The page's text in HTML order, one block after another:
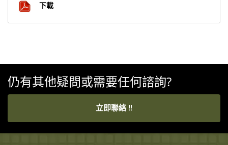
下載
仍有其他疑問或需要任何諮詢?
立即聯絡 !!